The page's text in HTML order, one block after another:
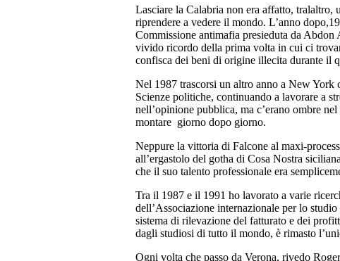
Lasciare la Calabria non era affatto,
riprendere a vedere il mondo. L’anno
Commissione antimafia presieduta da
vivido ricordo della prima volta in cui ci
confisca dei beni di origine illecita durante il
Nel 1987 trascorsi un altro anno a New York
Scienze politiche, continuando a lavorare a
nell’opinione pubblica, ma c’erano ombre
montare giorno dopo giorno.
Neppure la vittoria di Falcone al maxi-
all’ergastolo del gotha di Cosa Nostra
che il suo talento professionale era
Tra il 1987 e il 1991 ho lavorato a varie
dell’Associazione internazionale per lo
sistema di rilevazione del fatturato e dei
dagli studiosi di tutto il mondo, è rimasto
Ogni volta che passo da Verona, rivedo